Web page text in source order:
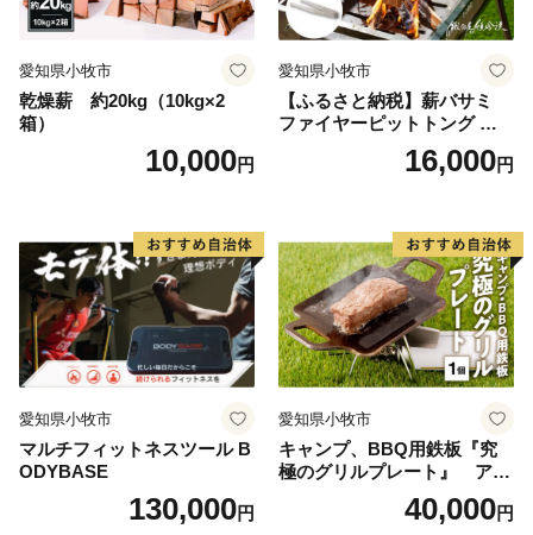
愛知県小牧市
乾燥薪 約20kg（10kg×2
箱）
10,000円
愛知県小牧市
【ふるさと納税】薪バサミ
ファイヤーピットトング ソ
ロキャンプ用 コンパクト ス
テンレス材 軽量 アウトドア
い 繰り返し使える 日本製 安
心 鍛冶屋の頓珍漢 愛知県 送
料無料
16,000円
愛知県小牧市
マルチフィットネスツール B
ODYBASE
130,000円
愛知県小牧市
キャンプ、BBQ用鉄板『究
極のグリルプレート』 アウ
トドア用品 レジャー キャン
プ バーベキュー BBQ 鉄板
40,000円